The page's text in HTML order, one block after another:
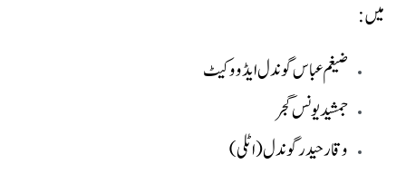
میں:
ضیغم عباس گوندل ایڈووکیٹ
جمشید یونس گجر
وقار حیدر گوندل (اٹلی)